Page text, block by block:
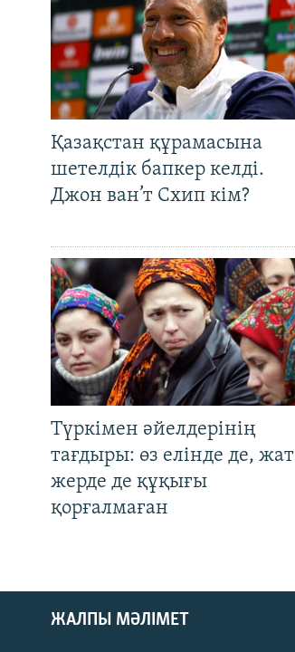
Қазақстан құрамасына
шетелдік бапкер келді.
Джон ван’т Схип кім?
Түркімен әйелдерінің
тағдыры: өз елінде де, жат
жерде де құқығы
қорғалмаған
ЖАЛПЫ МӘЛІМЕТ